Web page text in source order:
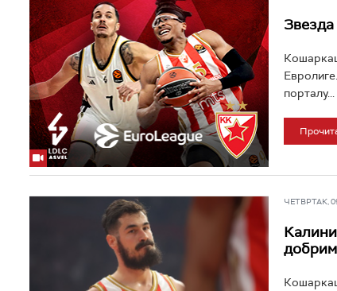
Звезда
порталу...
ЧЕТВРТАК,